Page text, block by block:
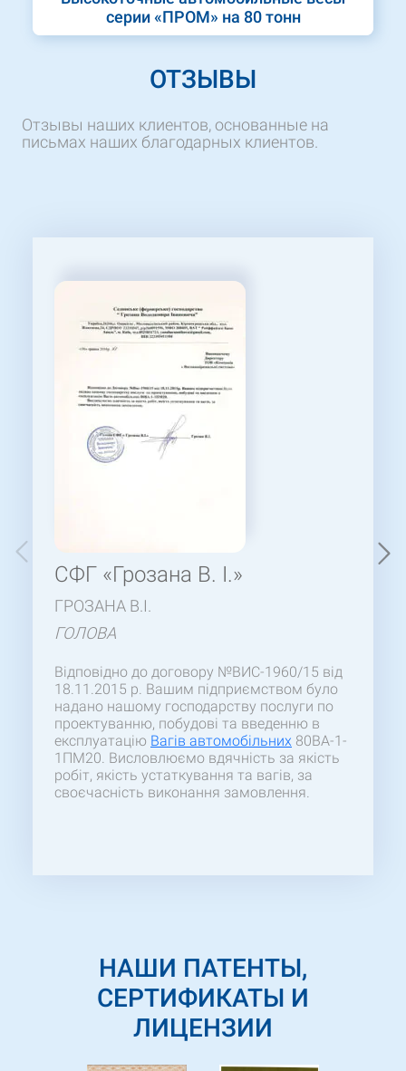
серии «ПРОМ» на 80 тонн
ОТЗЫВЫ
Отзывы наших клиентов, основанные на
письмах наших благодарных клиентов.
СФГ «Грозана В. І.»
ГРОЗАНА В.І.
ГОЛОВА
Відповідно до договору №ВИС-1960/15 від
18.11.2015 р. Вашим підприємством було
надано нашому господарству послуги по
проектуванню, побудові та введенню в
експлуатацію Вагів автомобільних 80ВА-1-
1ПМ20. Висловлюємо вдячність за якість
робіт, якість устаткування та вагів, за
своєчасність виконання замовлення.
НАШИ ПАТЕНТЫ,
СЕРТИФИКАТЫ И
ЛИЦЕНЗИИ